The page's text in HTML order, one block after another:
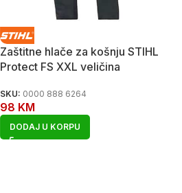
Zaštitne hlače za košnju STIHL
Protect FS XXL veličina
SKU: 0000 888 6264
98 KM
DODAJ U KORPU